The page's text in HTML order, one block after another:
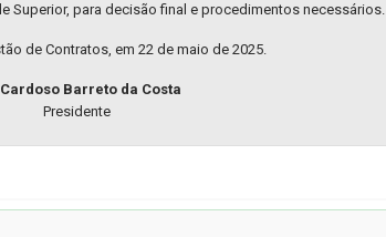
Superior, para decisão final e procedimentos necessários.
de Contratos, em 22 de maio de 2025.
Barreto da Costa
Presidente